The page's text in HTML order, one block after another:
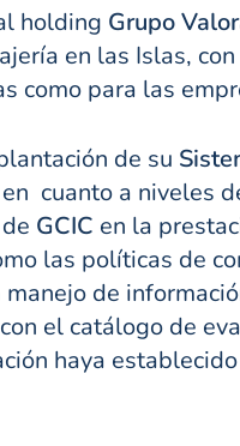
holding Grupo
en las Islas,
como para las
de su
cuanto a niveles
GCIC en la
las políticas de
de
el catálogo de
haya